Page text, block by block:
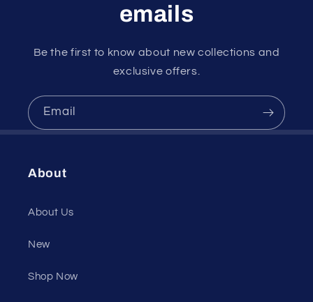
emails
Be the first to know about new collections and
exclusive offers.
Email
About
About Us
New
Shop Now